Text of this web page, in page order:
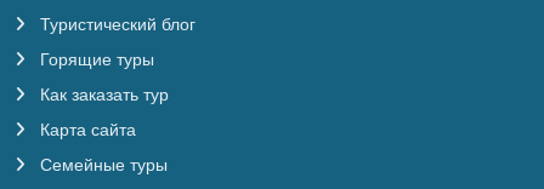
Туристический блог
Горящие туры
Как заказать тур
Карта сайта
Семейные туры